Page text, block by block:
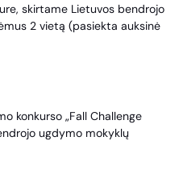
skirtame Lietuvos bendrojo
2 vietą (pasiekta auksinė
konkurso „Fall Challenge
ugdymo mokyklų